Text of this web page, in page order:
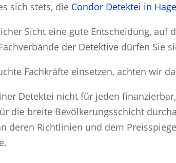
sich stets, die Condor Detektei in
Sicht eine gute Entscheidung,
der Detektive dürfen Sie
Fachkräfte einsetzen, achten wir
Detektei nicht für jeden
die breite Bevölkerungsschicht
deren Richtlinien und dem